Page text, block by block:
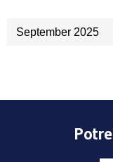
ARHIVA